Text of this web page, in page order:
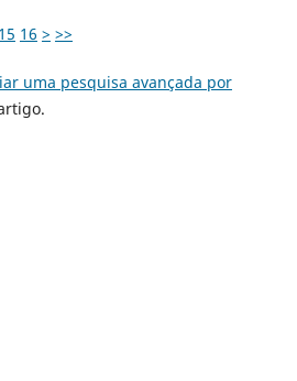
15 16 > >>
uma pesquisa avançada por